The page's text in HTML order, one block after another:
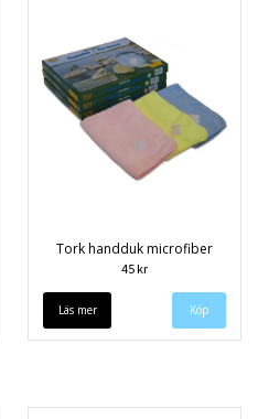
Tork handduk microfiber
45 kr
Läs mer